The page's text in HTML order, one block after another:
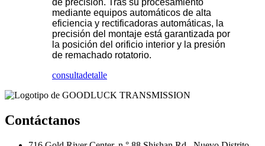
de precisión. Tras su procesamiento
mediante equipos automáticos de alta
eficiencia y rectificadoras automáticas, la
precisión del montaje está garantizada por
la posición del orificio interior y la presión
de remachado rotatorio.
consultadetalle
Contáctanos